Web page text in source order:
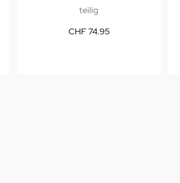
teilig
CHF 74.95